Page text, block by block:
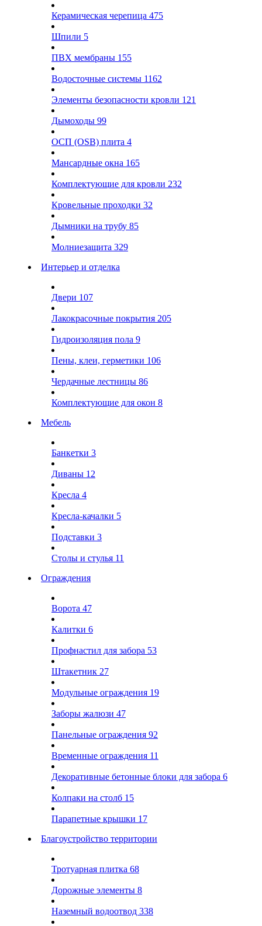
Керамическая черепица 475
Шпили 5
ПВХ мембраны 155
Водосточные системы 1162
Элементы безопасности кровли 121
Дымоходы 99
ОСП (OSB) плита 4
Мансардные окна 165
Комплектующие для кровли 232
Кровельные проходки 32
Дымники на трубу 85
Молниезащита 329
Интерьер и отделка
Двери 107
Лакокрасочные покрытия 205
Гидроизоляция пола 9
Пены, клеи, герметики 106
Чердачные лестницы 86
Комплектующие для окон 8
Мебель
Банкетки 3
Диваны 12
Кресла 4
Кресла-качалки 5
Подставки 3
Столы и стулья 11
Ограждения
Ворота 47
Калитки 6
Профнастил для забора 53
Штакетник 27
Модульные ограждения 19
Заборы жалюзи 47
Панельные ограждения 92
Временные ограждения 11
Декоративные бетонные блоки для забора 6
Колпаки на столб 15
Парапетные крышки 17
Благоустройство территории
Тротуарная плитка 68
Дорожные элементы 8
Наземный водоотвод 338